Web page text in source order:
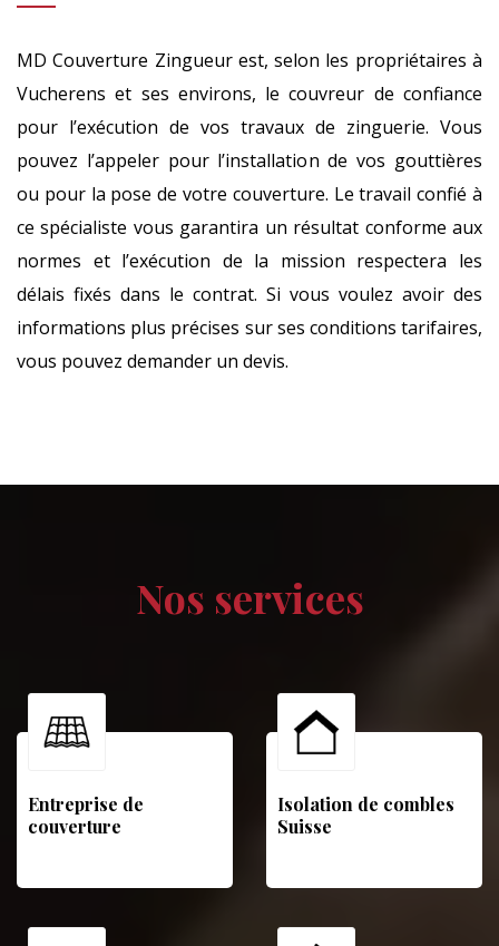
MD Couverture Zingueur est, selon les propriétaires à
Vucherens et ses environs, le couvreur de confiance
pour l’exécution de vos travaux de zinguerie. Vous
pouvez l’appeler pour l’installation de vos gouttières
ou pour la pose de votre couverture. Le travail confié à
ce spécialiste vous garantira un résultat conforme aux
normes et l’exécution de la mission respectera les
délais fixés dans le contrat. Si vous voulez avoir des
informations plus précises sur ses conditions tarifaires,
vous pouvez demander un devis.
Nos services
Entreprise de
couverture
Isolation de combles
Suisse